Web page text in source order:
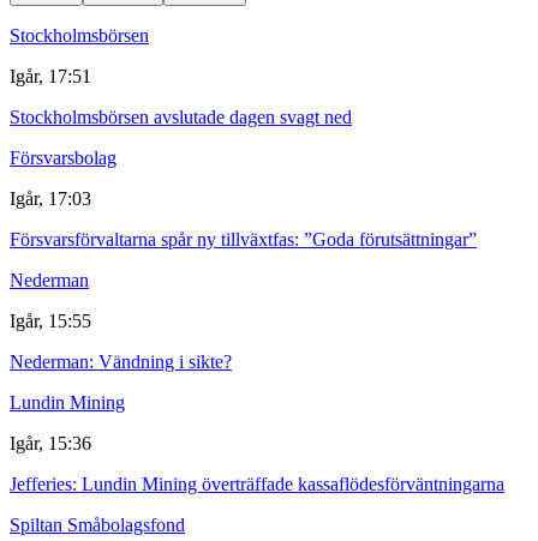
Stockholmsbörsen
Igår, 17:51
Stockholmsbörsen avslutade dagen svagt ned
Försvarsbolag
Igår, 17:03
Försvarsförvaltarna spår ny tillväxtfas: ”Goda förutsättningar”
Nederman
Igår, 15:55
Nederman: Vändning i sikte?
Lundin Mining
Igår, 15:36
Jefferies: Lundin Mining överträffade kassaflödesförväntningarna
Spiltan Småbolagsfond